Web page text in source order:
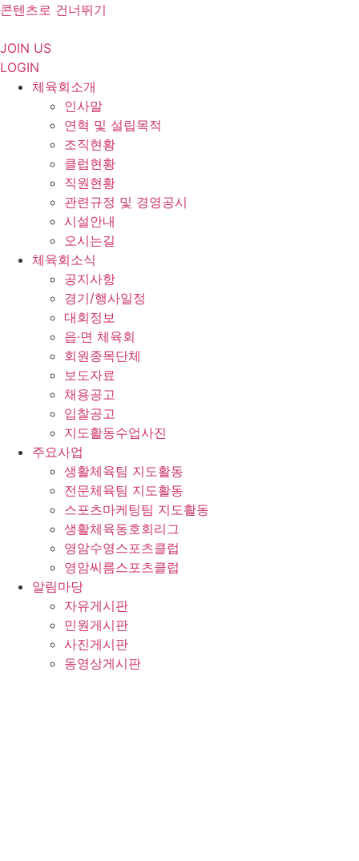
콘텐츠로 건너뛰기
JOIN US
LOGIN
체육회소개
인사말
연혁 및 설립목적
조직현황
클럽현황
직원현황
관련규정 및 경영공시
시설안내
오시는길
체육회소식
공지사항
경기/행사일정
대회정보
읍·면 체육회
회원종목단체
보도자료
채용공고
입찰공고
지도활동수업사진
주요사업
생활체육팀 지도활동
전문체육팀 지도활동
스포츠마케팅팀 지도활동
생활체육동호회리그
영암수영스포츠클럽
영암씨름스포츠클럽
알림마당
자유게시판
민원게시판
사진게시판
동영상게시판